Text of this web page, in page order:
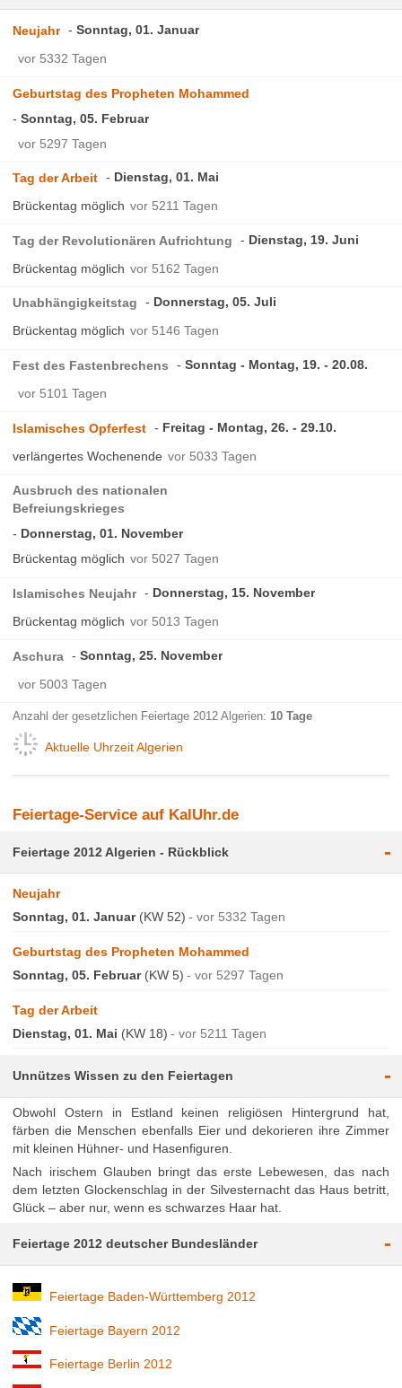
Neujahr
Sonntag, 01. Januar
vor 5332 Tagen
Geburtstag des Propheten Mohammed
Sonntag, 05. Februar
vor 5297 Tagen
Tag der Arbeit
Dienstag, 01. Mai
Brückentag möglich vor 5211 Tagen
Tag der Revolutionären Aufrichtung
Dienstag, 19. Juni
Brückentag möglich vor 5162 Tagen
Unabhängigkeitstag
Donnerstag, 05. Juli
Brückentag möglich vor 5146 Tagen
Fest des Fastenbrechens
Sonntag - Montag, 19. - 20.08.
vor 5101 Tagen
Islamisches Opferfest
Freitag - Montag, 26. - 29.10.
verlängertes Wochenende vor 5033 Tagen
Ausbruch des nationalen
Befreiungskrieges
Donnerstag, 01. November
Brückentag möglich vor 5027 Tagen
Islamisches Neujahr
Donnerstag, 15. November
Brückentag möglich vor 5013 Tagen
Aschura
Sonntag, 25. November
vor 5003 Tagen
Anzahl der gesetzlichen Feiertage 2012 Algerien: 10 Tage
Aktuelle Uhrzeit Algerien
Feiertage-Service auf KalUhr.de
Feiertage 2012 Algerien - Rückblick -
Neujahr
Sonntag, 01. Januar(KW 52) vor 5332 Tagen
Geburtstag des Propheten Mohammed
Sonntag, 05. Februar(KW 5) vor 5297 Tagen
Tag der Arbeit
Dienstag, 01. Mai (KW 18) vor 5211 Tagen
Unnützes Wissen zu den Feiertagen -
Obwohl Ostern in Estland keinen religiösen Hintergrund hat,
färben die Menschen ebenfalls Eier und dekorieren ihre Zimmer
mit kleinen Hühner- und Hasenfiguren.
Nach irischem Glauben bringt das erste Lebewesen, das nach
dem letzten Glockenschlag in der Silvesternacht das Haus betritt,
Glück – aber nur, wenn es schwarzes Haar hat.
Feiertage 2012 deutscher Bundesländer -
Feiertage Baden-Württemberg 2012
Feiertage Bayern 2012
Feiertage Berlin 2012